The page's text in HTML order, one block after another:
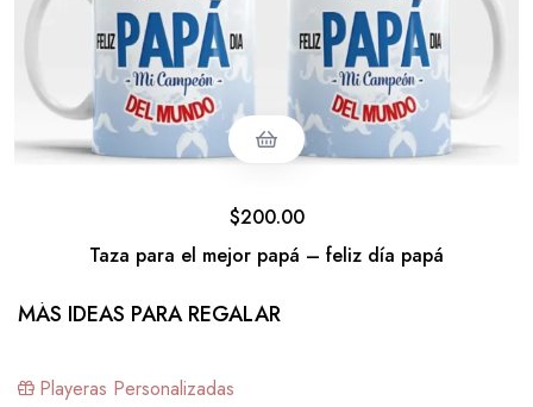
Taza para el mejor papá – feliz día papá
$200.00
MÁS IDEAS PARA REGALAR
Playeras Personalizadas